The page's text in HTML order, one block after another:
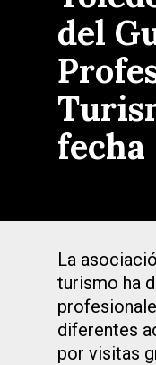
del
fecha
La
turismo ha
diferentes
por visitas